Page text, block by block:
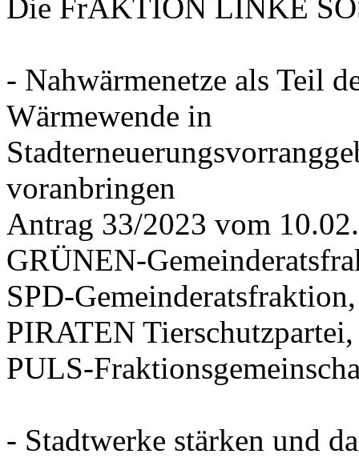
Die FrAKTION LINKE
- Nahwärmenetze als Teil
Wärmewende in
voranbringen
Antrag 33/2023 vom
GRÜNEN-
SPD-
PIRATEN Tierschutzpartei,
PULS-
- Stadtwerke stärken und